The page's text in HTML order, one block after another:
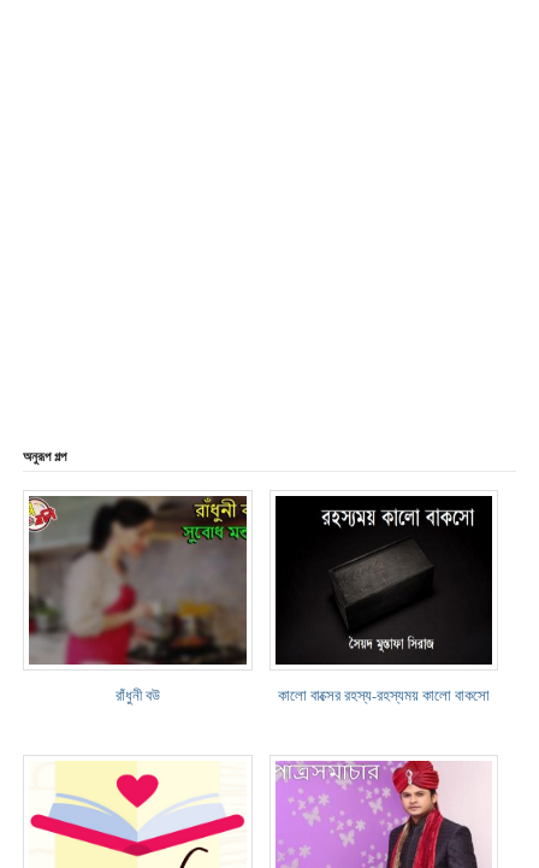
অনুরূপ গল্প
রাঁধুনী বউ কালো বাক্সের রহস্য-রহস্যময় কালো বাকসো